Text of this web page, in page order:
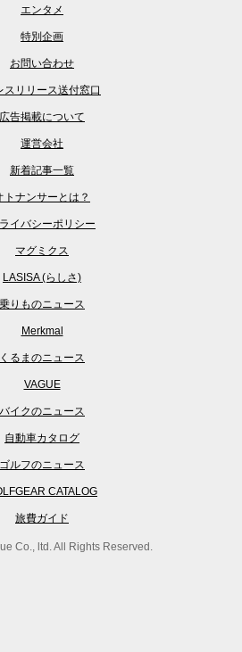
エンタメ
特別企画
お問い合わせ
スリリース送付窓口
広告掲載について
運営会社
新着記事一覧
トナンサーとは？
イバシーポリシー
マグミクス
LASISA (らしさ)
乗りものニュース
Merkmal
くるまのニュース
VAGUE
バイクのニュース
自動車カタログ
ゴルフのニュース
CATALOG
旅費ガイド
Co., ltd. All Rights Reserved.